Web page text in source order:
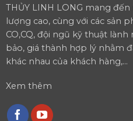
THỦY LINH LONG mang
lượng cao, cùng với các sản
CO,CQ, đội ngũ kỹ thuật
bảo, giá thành hợp lý nhằm
khác nhau của khách hàng,...
Xem thêm